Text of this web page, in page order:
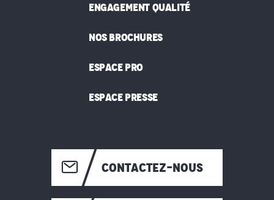
ENGAGEMENT QUALITÉ
NOS BROCHURES
ESPACE PRO
ESPACE PRESSE
CONTACTEZ-NOUS